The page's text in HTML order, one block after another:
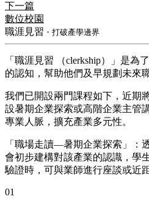
下一篇
數位校園
職涯見習 ・打破產學邊界
「職涯見習 （clerkship）」是為
的認知，幫助他們及早規劃未來
我們已開設兩門課程如下，近期
設暑期企業探索或高階企業主管
專業人脈，擴充產業多元性。
「職場走讀—暑期企業探索」：
會初步建構對該產業的認識，學
驗證時，可與業師進行座談或近
01